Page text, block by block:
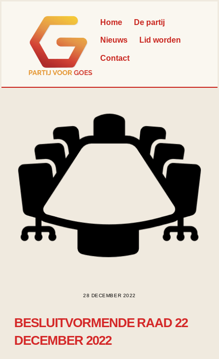
Home De partij
Nieuws Lid worden
Contact
28 DECEMBER 2022
BESLUITVORMENDE RAAD 22
DECEMBER 2022
To